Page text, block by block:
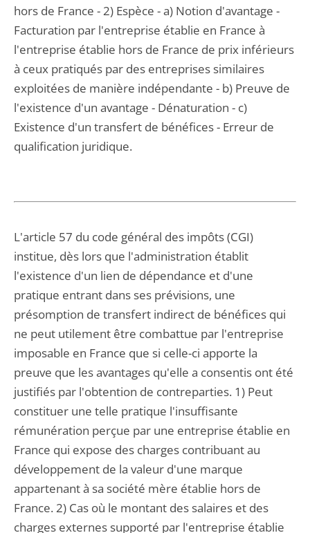
hors de France - 2) Espèce - a) Notion d'avantage -
Facturation par l'entreprise établie en France à
l'entreprise établie hors de France de prix inférieurs
à ceux pratiqués par des entreprises similaires
exploitées de manière indépendante - b) Preuve de
l'existence d'un avantage - Dénaturation - c)
Existence d'un transfert de bénéfices - Erreur de
qualification juridique.
L'article 57 du code général des impôts (CGI)
institue, dès lors que l'administration établit
l'existence d'un lien de dépendance et d'une
pratique entrant dans ses prévisions, une
présomption de transfert indirect de bénéfices qui
ne peut utilement être combattue par l'entreprise
imposable en France que si celle-ci apporte la
preuve que les avantages qu'elle a consentis ont été
justifiés par l'obtention de contreparties. 1) Peut
constituer une telle pratique l'insuffisante
rémunération perçue par une entreprise établie en
France qui expose des charges contribuant au
développement de la valeur d'une marque
appartenant à sa société mère établie hors de
France. 2) Cas où le montant des salaires et des
charges externes supporté par l'entreprise établie